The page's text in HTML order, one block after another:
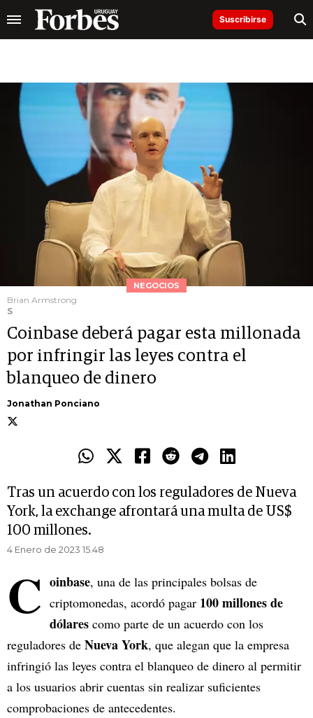
Suscribirse
NEGOCIOS
Brian Armstrong
S
Coinbase deberá pagar esta millonada
por infringir las leyes contra el
blanqueo de dinero
Jonathan Ponciano
Tras un acuerdo con los reguladores de Nueva
York, la exchange afrontará una multa de US$
100 millones.
4 Enero de 2023 15.48
C oinbase, una de las principales bolsas de
criptomonedas, acordó pagar 100 millones de
dólares como parte de un acuerdo con los
reguladores de Nueva York, que alegan que la empresa
infringió las leyes contra el blanqueo de dinero al permitir
a los usuarios abrir cuentas sin realizar suficientes
comprobaciones de antecedentes.